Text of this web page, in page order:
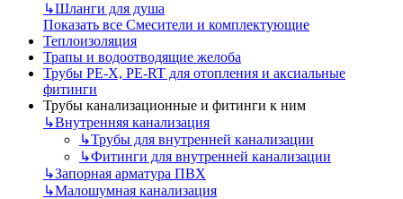
↳Шланги для душа
Показать все Смесители и комплектующие
Теплоизоляция
Трапы и водоотводящие желоба
Трубы PE-X, PE-RT для отопления и аксиальные
фитинги
Трубы канализационные и фитинги к ним
↳Внутренняя канализация
↳Трубы для внутренней канализации
↳Фитинги для внутренней канализации
↳Запорная арматура ПВХ
↳Малошумная канализация